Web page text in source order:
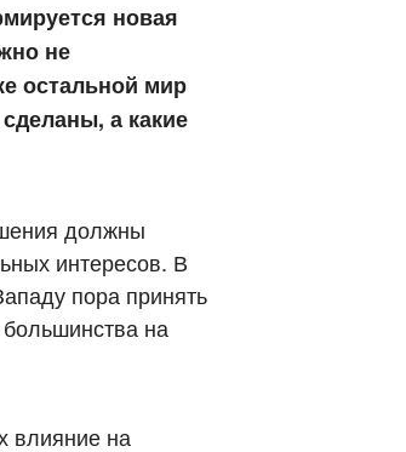
новая
не
остальной мир
а какие
должны
интересов. В
пора принять
на
влияние на